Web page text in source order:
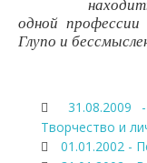
одной
Глупо и
Творчество и
01.01.2002 -